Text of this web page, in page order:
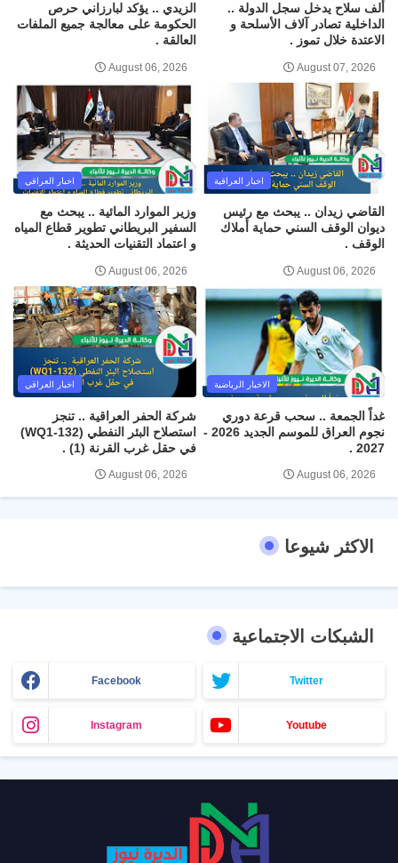
ألف سلاح يدخل سجل الدولة ..
الداخلية تصادر آلاف الأسلحة و
الاعتدة خلال تموز .
August 07, 2026
الزيدي .. يؤكد لبارزاني حرص
الحكومة على معالجة جميع الملفات
العالقة .
August 06, 2026
اخبار العراقية
القاضي زيدان .. يبحث مع رئيس
ديوان الوقف السني حماية أملاك
الوقف .
August 06, 2026
اخبار العراقي
وزير الموارد المائية .. يبحث مع
السفير البريطاني تطوير قطاع المياه
و اعتماد التقنيات الحديثة .
August 06, 2026
الاخبار الرياضية
غداً الجمعة .. سحب قرعة دوري
نجوم العراق للموسم الجديد 2026 -
2027 .
August 06, 2026
اخبار العراقي
شركة الحفر العراقية .. تنجز
استصلاح البئر النفطي (WQ1-132)
في حقل غرب القرنة (1) .
August 06, 2026
الاكثر شيوعا
الشبكات الاجتماعية
Facebook Twitter
Instagram Youtube